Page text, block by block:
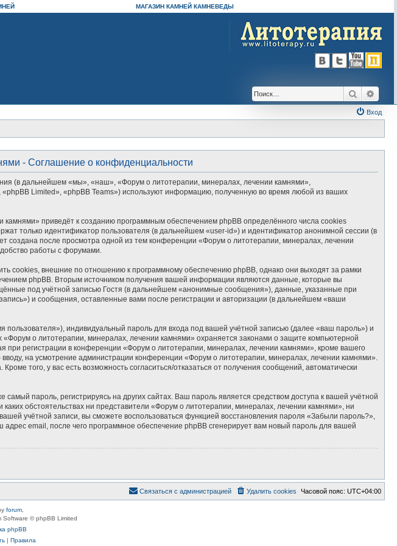
МАГАЗИН КАМНЕЙ КАМНЕВЕДЫ
Поиск
Вход
- Соглашение о конфиденциальности
(в дальнейшем «мы», «наш», «Форум о литотерапии, минералах, лечении камнями»,
Limited», «phpBB Teams») используют информацию, полученную во время любой из ваших
приведёт к созданию программным обеспечением phpBB определённого числа cookies
только идентификатор пользователя (в дальнейшем «user-id») и идентификатор анонимной сессии (в
после просмотра одной из тем конференции «Форум о литотерапии, минералах, лечении
работы с форумами.
cookies, внешние по отношению к программному обеспечению phpBB, однако они выходят за рамки
phpBB. Вторым источником получения вашей информации являются данные, которые вы
под учётной записью Гостя (в дальнейшем «анонимные сообщения»), данные, указанные при
и сообщения, оставленные вами после регистрации и авторизации (в дальнейшем «ваши
индивидуальный пароль для входа под вашей учётной записью (далее «ваш пароль») и
о литотерапии, минералах, лечении камнями» охраняется законами о защите компьютерной
регистрации в конференции «Форум о литотерапии, минералах, лечении камнями», кроме вашего
на усмотрение администрации конференции «Форум о литотерапии, минералах, лечении камнями».
того, у вас есть возможность согласиться/отказаться от получения сообщений, автоматически
пароль, регистрируясь на других сайтах. Ваш пароль является средством доступа к вашей учётной
обстоятельствах ни представители «Форум о литотерапии, минералах, лечении камнями», ни
учётной записи, вы сможете воспользоваться функцией восстановления пароля «Забыли пароль?»,
email, после чего программное обеспечение phpBB сгенерирует вам новый пароль для вашей
Часовой пояс: UTC+04:00
Удалить cookies
Связаться с администрацией
forum
Software © phpBB Limited
phpBB
| Правила